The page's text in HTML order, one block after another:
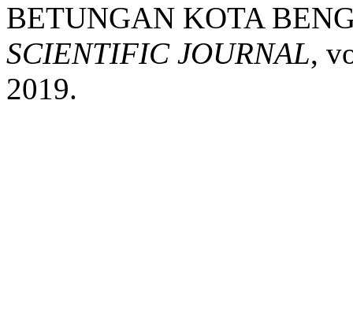
BETUNGAN KOTA
SCIENTIFIC JOURNAL,
2019.